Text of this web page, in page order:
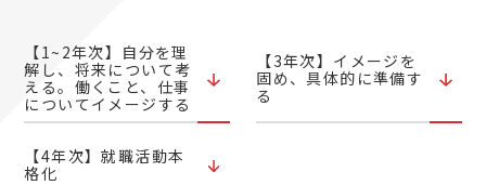
【1~2年次】自分を理
解し、将来について考
える。働くこと、仕事
についてイメージする
【3年次】イメージを
固め、具体的に準備す
る
【4年次】就職活動本
格化